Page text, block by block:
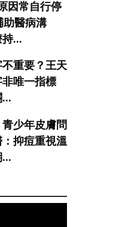
因常自行停
醫病溝
...
重要？王天
非唯一指標
少年皮膚問
抑痘重視溫